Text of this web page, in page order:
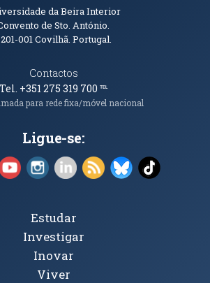
de Contacto
da Beira Interior
de Sto. António.
001Covilhã. Portugal.
Contactos
Tel. +351 275 319 700℡
para rede fixa/móvel nacional
Ligue-se:
(abre em nova janela)
(abre em nova janela)
YouTube (abre em nova janela)
Instagram (abre em nova janela)
LinkedIn (abre em nova
RSS (abre em nova
Bluesky (abre
TikTok
Estudar
Investigar
Inovar
Viver